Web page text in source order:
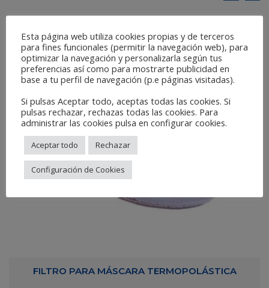
FILTRO PARA MÁSCARA TERMOPOLÁSTICA
Esta página web utiliza cookies propias y de terceros
para fines funcionales (permitir la navegación web), para
optimizar la navegación y personalizarla según tus
preferencias así como para mostrarte publicidad en
base a tu perfil de navegación (p.e páginas visitadas).
Si pulsas Aceptar todo, aceptas todas las cookies. Si
pulsas rechazar, rechazas todas las cookies. Para
administrar las cookies pulsa en configurar cookies.
Aceptar todo Rechazar
Configuración de Cookies